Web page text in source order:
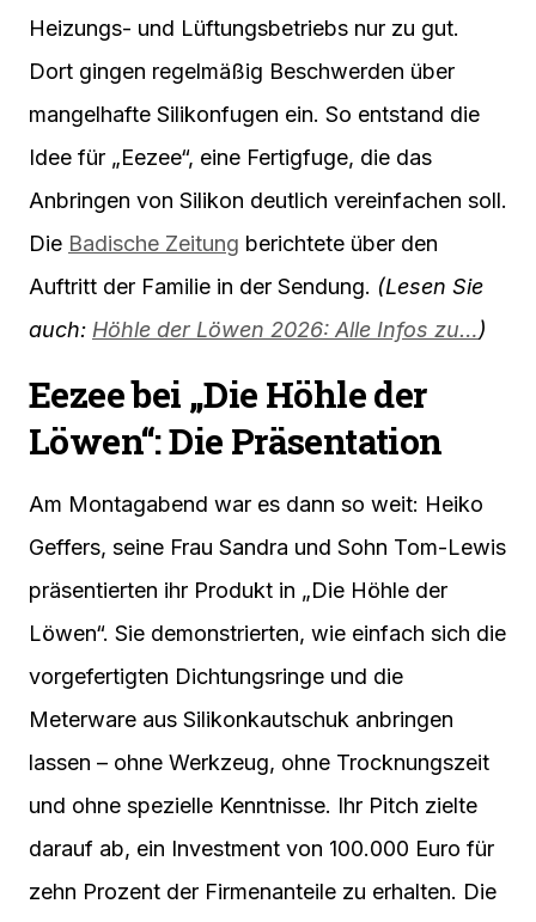
Heizungs- und Lüftungsbetriebs nur zu gut.
Dort gingen regelmäßig Beschwerden über
mangelhafte Silikonfugen ein. So entstand die
Idee für „Eezee“, eine Fertigfuge, die das
Anbringen von Silikon deutlich vereinfachen soll.
Die Badische Zeitung berichtete über den
Auftritt der Familie in der Sendung. (Lesen Sie
auch: Höhle der Löwen 2026: Alle Infos zu…)
Eezee bei „Die Höhle der
Löwen“: Die Präsentation
Am Montagabend war es dann so weit: Heiko
Geffers, seine Frau Sandra und Sohn Tom-Lewis
präsentierten ihr Produkt in „Die Höhle der
Löwen“. Sie demonstrierten, wie einfach sich die
vorgefertigten Dichtungsringe und die
Meterware aus Silikonkautschuk anbringen
lassen – ohne Werkzeug, ohne Trocknungszeit
und ohne spezielle Kenntnisse. Ihr Pitch zielte
darauf ab, ein Investment von 100.000 Euro für
zehn Prozent der Firmenanteile zu erhalten. Die